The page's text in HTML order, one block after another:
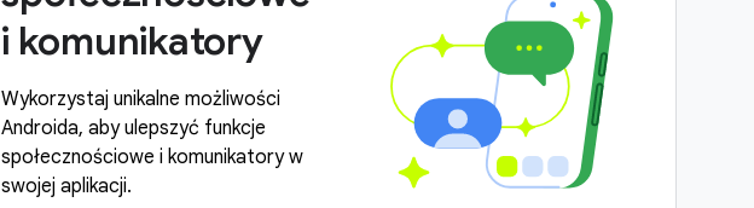
i komunikatory
Wykorzystaj unikalne możliwości
Androida, aby ulepszyć funkcje
społecznościowe i komunikatory w
swojej aplikacji.